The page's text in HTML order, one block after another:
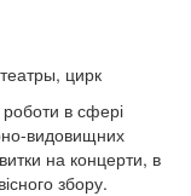
роботи в сфері
видовищних
на концерти, в
збору.